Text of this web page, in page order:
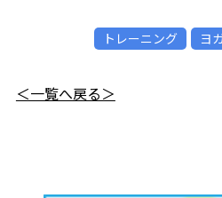
トレーニング ヨ
＜一覧へ戻る＞